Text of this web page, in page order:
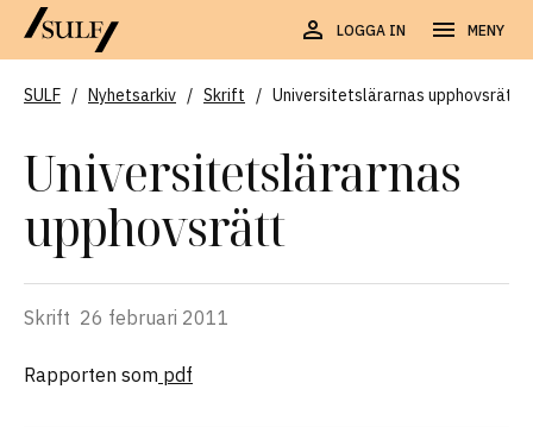
LOGGA IN MENY
SULF / Nyhetsarkiv / Skrift / Universitetslärarnas upphovsrätt
Universitetslärarnas
upphovsrätt
Skrift 26 februari 2011
Rapporten som pdf